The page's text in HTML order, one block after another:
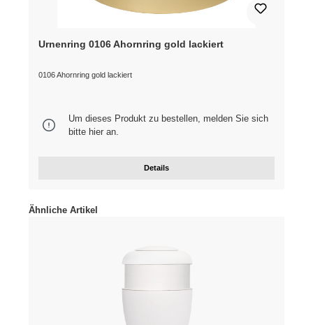
Urnenring 0106 Ahornring gold lackiert
0106 Ahornring gold lackiert
Um dieses Produkt zu bestellen, melden Sie sich
bitte hieran.
Details
Produktgalerie überspringen
Ähnliche Artikel